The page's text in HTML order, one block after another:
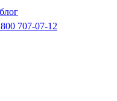
707-07-12